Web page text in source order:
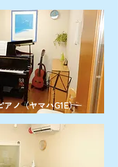
アノ（ヤマハG1E）